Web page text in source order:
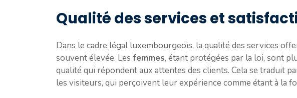
Qualité des services et
Dans le cadre légal luxembourgeois, la qualité des services
souvent élevée. Les femmes, étant protégées par la loi, sont
qualité qui répondent aux attentes des clients. Cela se traduit
les visiteurs, qui perçoivent leur expérience comme étant à la